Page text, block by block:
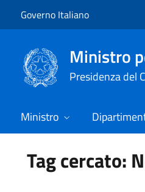
Governo Italiano
Ministro
Presidenza del
Ministro
Tag cercato: